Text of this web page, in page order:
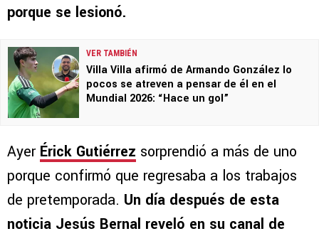
porque se lesionó.
VER TAMBIÉN
Villa Villa afirmó de Armando González lo
pocos se atreven a pensar de él en el
Mundial 2026: “Hace un gol”
Ayer Érick Gutiérrez sorprendió a más de uno
porque confirmó que regresaba a los trabajos
de pretemporada. Un día después de esta
noticia Jesús Bernal reveló en su canal de